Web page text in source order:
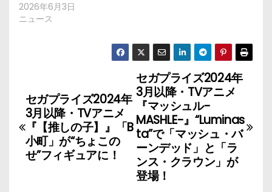
2026年6月3日
ニュース
稿
ナ
ビ
セガプライズ2024年
3月以降・TVアニメ
『マッシュル-
MASHLE-』“Luminas
ta”で「マッシュ・バ
ーンデッド」と「ラ
ンス・クラウン」が
登場！
セガプライズ2024年
3月以降・TVアニメ
『【推しの子】』「B
小町」が“ちょこの
せ”フィギュアに！